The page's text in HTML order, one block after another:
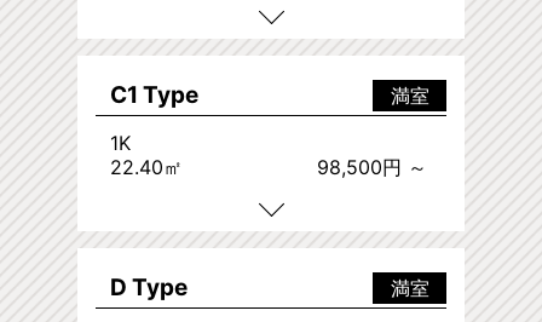
C1 Type
1K
22.40㎡
98,500円 ～
満室
D Type 満室